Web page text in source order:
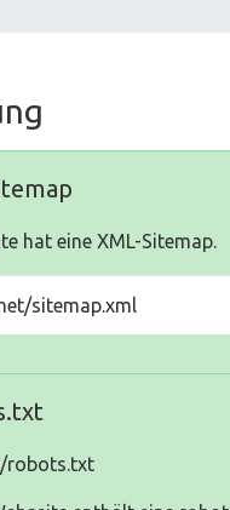
hat eine XML-Sitemap.
sitemap.xml
robots.txt